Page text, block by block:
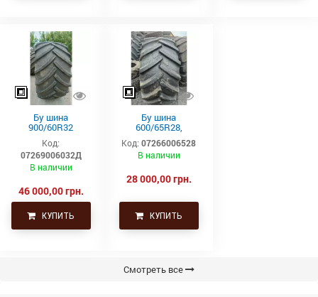
Бу шина
900/60R32
(35.5р32)
Continental SVT
Код:
07269006032Д
В наличии
46 000,00 грн.
КУПИТЬ
Бу шина
600/65R28,
600/65р28,
600х65х28
Uniglory (Униглори)
Код: 07266006528
В наличии
28 000,00 грн.
КУПИТЬ
Смотреть все